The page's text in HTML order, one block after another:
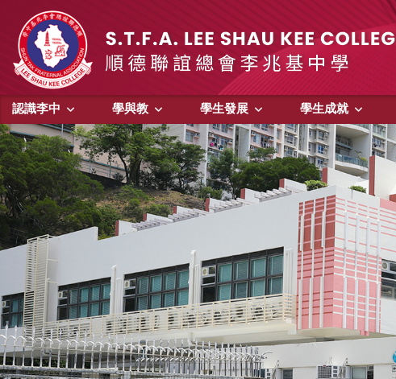
認識李中 學與教 學生發展 學生成就